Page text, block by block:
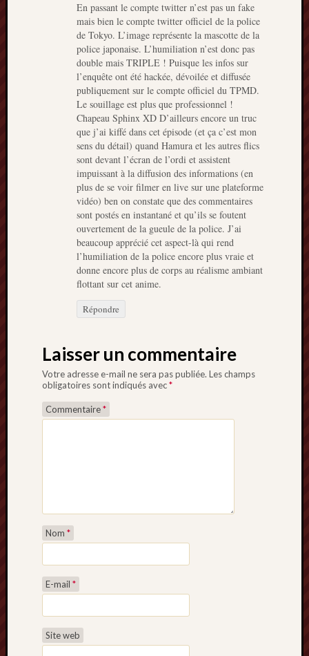
En passant le compte twitter n’est pas un fake
mais bien le compte twitter officiel de la police
de Tokyo. L’image représente la mascotte de la
police japonaise. L’humiliation n’est donc pas
double mais TRIPLE ! Puisque les infos sur
l’enquête ont été hackée, dévoilée et diffusée
publiquement sur le compte officiel du TPMD.
Le souillage est plus que professionnel !
Chapeau Sphinx XD D’ailleurs encore un truc
que j’ai kiffé dans cet épisode (et ça c’est mon
sens du détail) quand Hamura et les autres flics
sont devant l’écran de l’ordi et assistent
impuissant à la diffusion des informations (en
plus de se voir filmer en live sur une plateforme
vidéo) ben on constate que des commentaires
sont postés en instantané et qu’ils se foutent
ouvertement de la gueule de la police. J’ai
beaucoup apprécié cet aspect-là qui rend
l’humiliation de la police encore plus vraie et
donne encore plus de corps au réalisme ambiant
flottant sur cet anime.
Répondre
Laisser un commentaire
Votre adresse e-mail ne sera pas publiée. Les champs
obligatoires sont indiqués avec*
Commentaire*
Nom *
E-mail *
Site web